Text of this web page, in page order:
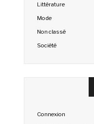
Littérature
Mode
Non classé
Société
Connexion